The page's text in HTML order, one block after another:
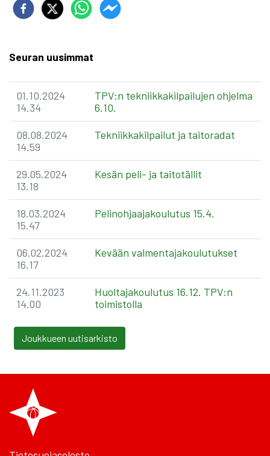
Seuran uusimmat
01.10.2024
14.34
TPV:n tekniikkakilpailujen ohjelma
6.10.
08.08.2024
14.59
Tekniikkakilpailut ja taitoradat
29.05.2024
13.18
Kesän peli- ja taitotällit
18.03.2024
15.47
Pelinohjaajakoulutus 15.4.
06.02.2024
16.17
Kevään valmentajakoulutukset
24.11.2023
14.00
Huoltajakoulutus 16.12. TPV:n
toimistolla
Joukkueen uutisarkisto